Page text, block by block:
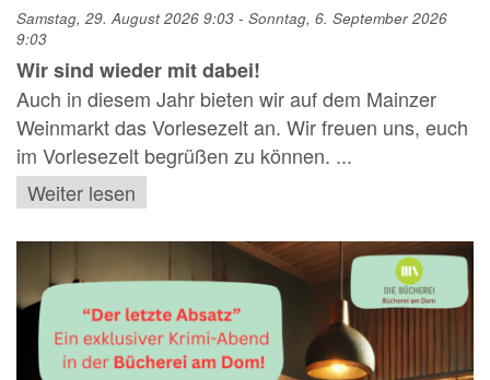
Samstag, 29. August 2026 9:03 - Sonntag, 6. September 2026
9:03
Wir sind wieder mit dabei!
Auch in diesem Jahr bieten wir auf dem Mainzer
Weinmarkt das Vorlesezelt an. Wir freuen uns, euch
im Vorlesezelt begrüßen zu können. ...
Weiter lesen